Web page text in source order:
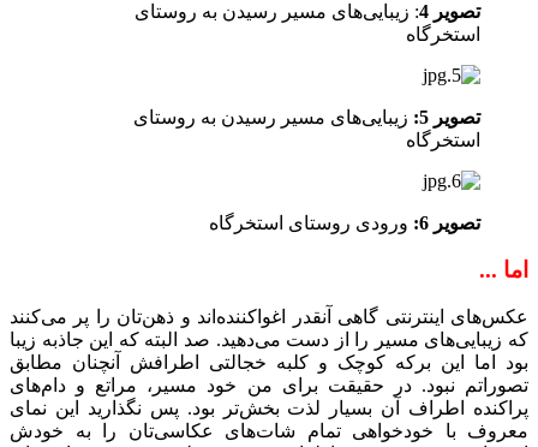
تصویر 4
: زیبایی‌های مسیر رسیدن به روستای
استخرگاه
تصویر 5:
زیبایی‌های مسیر رسیدن به روستای
استخرگاه
تصویر 6: ورودی روستای استخرگاه
اما ...
عکس‌های اینترنتی گاهی آنقدر اغواکننده‌اند و ذهن‌تان را پر می‌کنند
که زیبایی‌های مسیر را از دست می‌دهید. صد البته که این جاذبه زیبا
بود اما این برکه کوچک و کلبه خجالتی اطرافش آنچنان مطابق
تصوراتم نبود. در حقیقت برای من خود مسیر، مراتع و دام‌های
پراکنده اطراف آن بسیار لذت بخش‌تر بود. پس نگذارید این نمای
معروف با خودخواهی تمام شات‌های عکاسی‌تان را به خودش